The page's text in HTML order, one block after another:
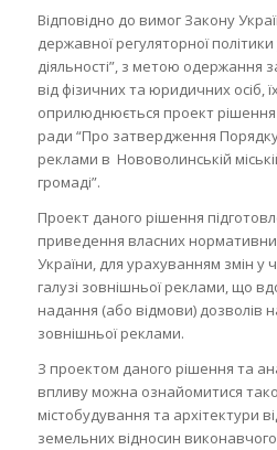
Відповідно до вимог Закону
державної регуляторної
діяльності”, з метою одержання
від фізичних та юридичних осіб,
оприлюднюється проект рішення
ради “Про затвердження
реклами в Нововолинській
громаді”.
Проект даного рішення
приведення власних
України, для урахуванням змін у
галузі зовнішньої реклами, що
надання (або відмови) дозволів
зовнішньої реклами.
З проектом даного рішення та
впливу можна ознайомитися
містобудування та архітектури
земельних відносин